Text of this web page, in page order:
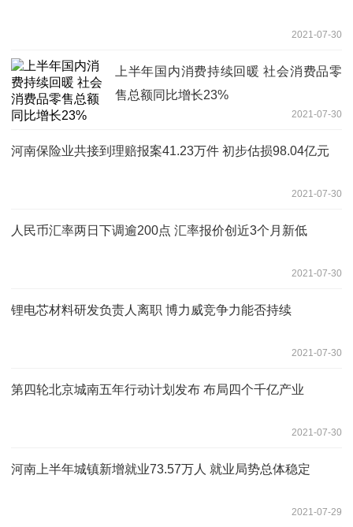
2021-07-30
上半年国内消费持续回暖 社会消费品零
售总额同比增长23%
2021-07-30
河南保险业共接到理赔报案41.23万件 初步估损98.04亿元
2021-07-30
人民币汇率两日下调逾200点 汇率报价创近3个月新低
2021-07-30
锂电芯材料研发负责人离职 博力威竞争力能否持续
2021-07-30
第四轮北京城南五年行动计划发布 布局四个千亿产业
2021-07-30
河南上半年城镇新增就业73.57万人 就业局势总体稳定
2021-07-29